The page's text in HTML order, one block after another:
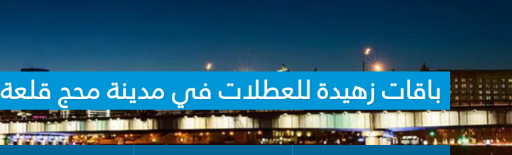
باقات زهيدة للعطلات في مدينة محج قلعة